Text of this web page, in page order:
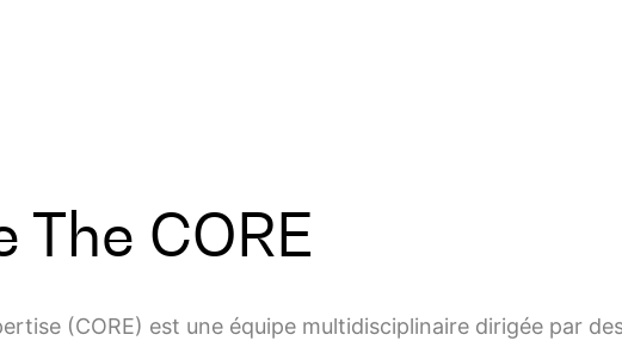
The CORE
(CORE) est une équipe multidisciplinaire dirigée par